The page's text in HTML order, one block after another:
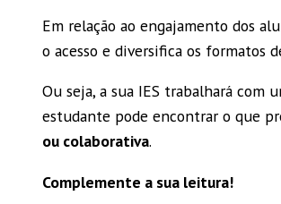
Em relação ao engajamento dos
o acesso e diversifica os formatos
Ou seja, a sua IES trabalhará com
estudante pode encontrar o que
ou colaborativa.
Complemente a sua leitura!